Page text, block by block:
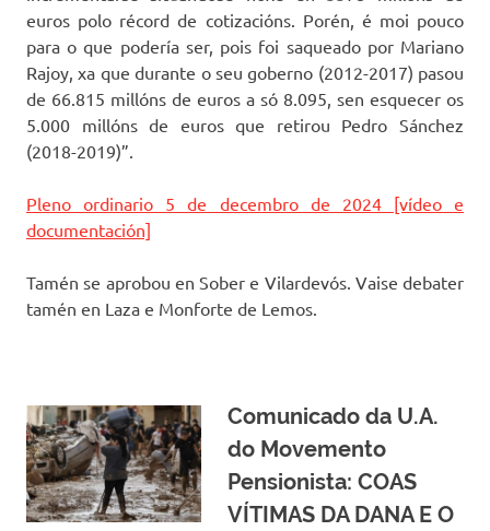
euros polo récord de cotizacións. Porén, é moi pouco
para o que podería ser, pois foi saqueado por Mariano
Rajoy, xa que durante o seu goberno (2012-2017) pasou
de 66.815 millóns de euros a só 8.095, sen esquecer os
5.000 millóns de euros que retirou Pedro Sánchez
(2018-2019)”.
Pleno ordinario 5 de decembro de 2024 [vídeo e
documentación]
Tamén se aprobou en Sober e Vilardevós. Vaise debater
tamén en Laza e Monforte de Lemos.
Comunicado da U.A.
do Movemento
Pensionista: COAS
VÍTIMAS DA DANA E O